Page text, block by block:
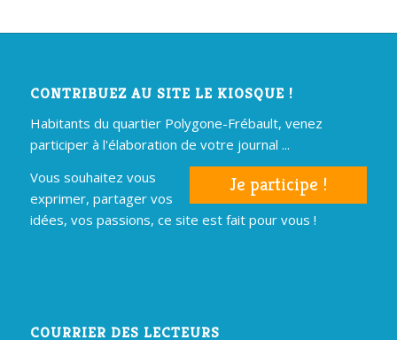
CONTRIBUEZ AU SITE LE KIOSQUE !
Habitants du quartier Polygone-Frébault, venez
participer à l'élaboration de votre journal ...
Je participe !
Vous souhaitez vous
exprimer, partager vos
idées, vos passions, ce site est fait pour vous !
COURRIER DES LECTEURS